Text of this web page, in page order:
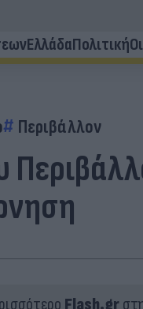
ΕλλάδαΠολιτική
Περιβάλλον
Flash.gr